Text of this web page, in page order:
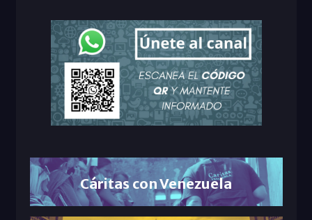
Cáritas con Venezuela